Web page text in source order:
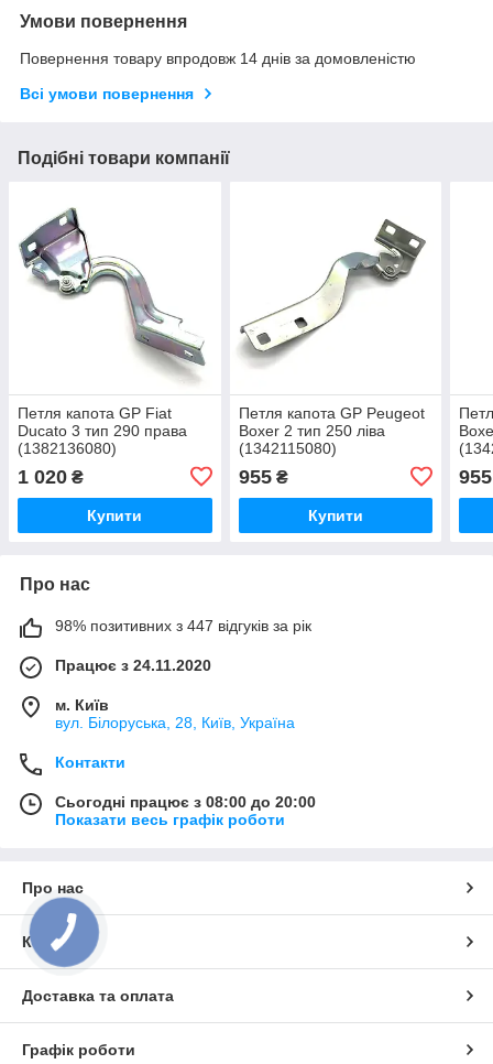
Умови повернення
Повернення товару впродовж 14 днів за домовленістю
Всі умови повернення
Подібні товари компанії
Петля капота GP Fiat
Ducato 3 тип 290 права
(1382136080)
1 020 ₴
Купити
Петля капота GP Peugeot
Boxer 2 тип 250 ліва
(1342115080)
955₴
Купити
955
Про нас
98% позитивних з 447 відгуків за рік
Працює з 24.11.2020
м. Київ
вул. Білоруська, 28, Київ, Україна
Контакти
Сьогодні працює з 08:00 до 20:00
Показати весь графік роботи
Про нас
Контакти
Доставка та оплата
Графік роботи